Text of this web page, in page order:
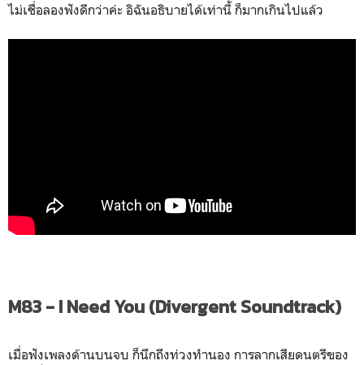
ไม่เชื่อลองฟังดีกว่าค่ะ อิฉันอธิบายได้เท่านี้ ก็มากเกินไปแล้ว
M83 - I Need You (Divergent Soundtrack)
เมื่อฟังเพลงด้านบนจบ ก็นึกถึงท่วงทำนอง การลากเสียดนตรีของ